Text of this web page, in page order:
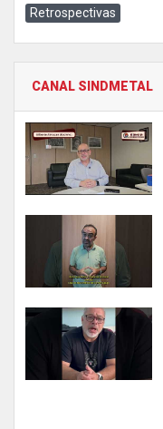
Retrospectivas
CANAL SINDMETAL